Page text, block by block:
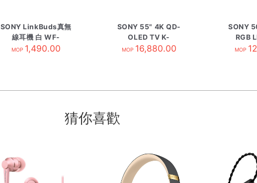
SONY LinkBuds真無
線耳機 白 WF-
L900/WM
MOP 1,490.00
SONY 55" 4K QD-
OLED TV K-
55XR80M2
MOP 16,880.00
SONY
RGB
MOP
猜你喜歡